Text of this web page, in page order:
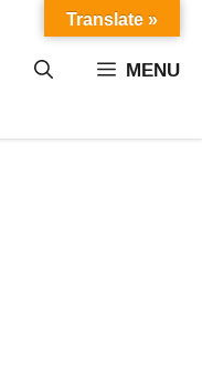
MENU
Translate »